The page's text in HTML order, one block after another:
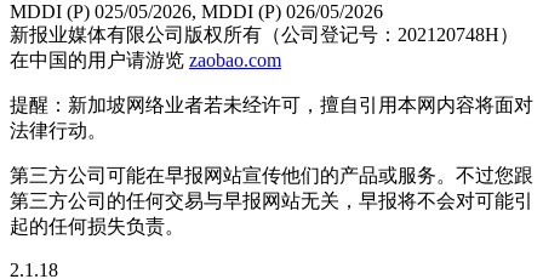
MDDI (P) 025/05/2026, MDDI (P) 026/05/2026
新报业媒体有限公司版权所有（公司登记号：202120748H）
在中国的用户请游览 zaobao.com
提醒：新加坡网络业者若未经许可，擅自引用本网内容将面对
法律行动。
第三方公司可能在早报网站宣传他们的产品或服务。不过您跟
第三方公司的任何交易与早报网站无关，早报将不会对可能引
起的任何损失负责。
2.1.18